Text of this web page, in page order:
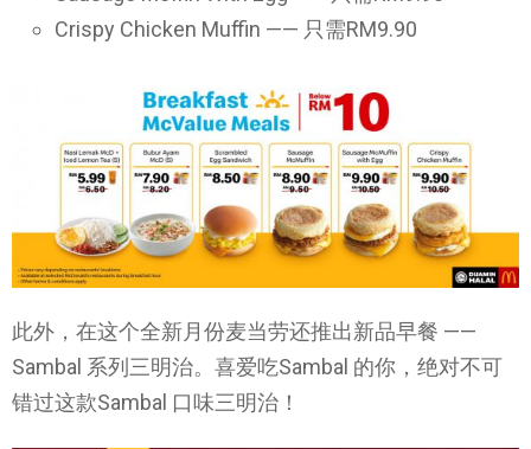
Crispy Chicken Muffin —— 只需RM9.90
此外，在这个全新月份麦当劳还推出新品早餐 ——
Sambal 系列三明治。喜爱吃Sambal 的你，绝对不可
错过这款Sambal 口味三明治！